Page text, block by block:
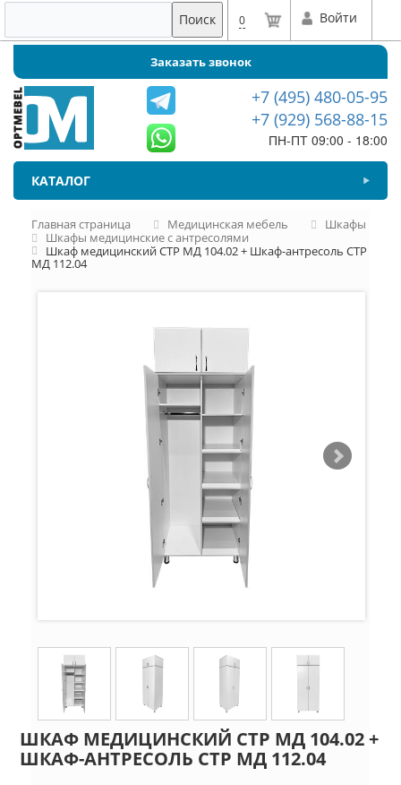
Поиск 0 Войти
Заказать звонок
+7 (495) 480-05-95
+7 (929) 568-88-15
ПН-ПТ 09:00 - 18:00
КАТАЛОГ
Главная страница Медицинская мебель
Шкафы
Шкафы медицинские с антресолями
Шкаф медицинский СТР МД 104.02 + Шкаф-антресоль СТР
МД 112.04
ШКАФ МЕДИЦИНСКИЙ СТР МД 104.02 +
ШКАФ-АНТРЕСОЛЬ СТР МД 112.04